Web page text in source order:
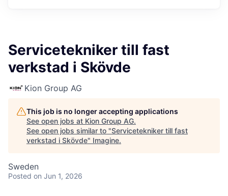
Servicetekniker till fast
verkstad i Skövde
Kion Group AG
This job is no longer accepting applications
See open jobs at Kion Group AG.
See open jobs similar to "Servicetekniker till fast
verkstad i Skövde" Imagine.
Sweden
Posted on Jun 1, 2026